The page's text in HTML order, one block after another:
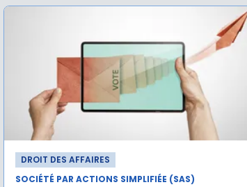
DROIT DES AFFAIRES
SOCIÉTÉ PAR ACTIONS SIMPLIFIÉE (SAS)